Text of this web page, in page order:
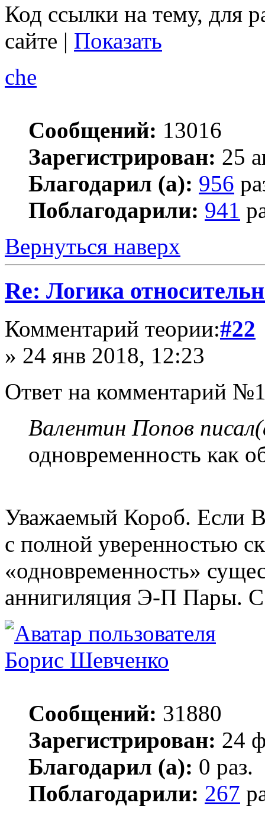
Код ссылки на тему, для
сайте | Показать
che
Сообщений: 13016
Зарегистрирован: 25
Благодарил (а): 956
Поблагодарили: 941
Вернуться наверх
Re: Логика
Комментарий теории:#22
» 24 янв 2018, 12:23
Ответ на комментарий
Валентин Попов
одновременность как
Уважаемый Короб. Если
с полной уверенностью
«одновременность»
аннигиляция Э-П Пары.
Борис Шевченко
Сообщений: 31880
Зарегистрирован: 24
Благодарил (а): 0 раз.
Поблагодарили: 267